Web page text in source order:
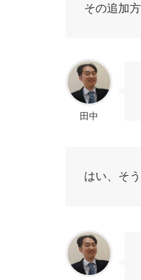
その追加
田中
はい、そう